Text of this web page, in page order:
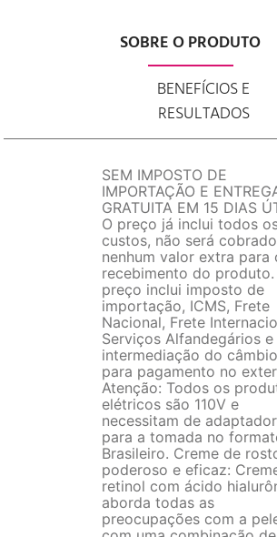
SOBRE O PRODUTO
BENEFÍCIOS E
RESULTADOS
SEM IMPOSTO DE
IMPORTAÇÃO E
GRATUITA EM 15 DIAS
O preço já inclui todos
custos, não será cobrado
nenhum valor extra para
recebimento do produto.
preço inclui imposto de
importação, ICMS, Frete
Nacional, Frete
Serviços Alfandegários e
intermediação do câmbio
para pagamento no
Atenção: Todos os
elétricos são 110V e
necessitam de adaptador
para a tomada no
Brasileiro. Creme de
poderoso e eficaz:
retinol com ácido
aborda todas as
preocupações com a